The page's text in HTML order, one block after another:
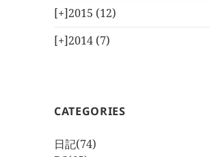
[+]2015 (12)
[+]2014 (7)
CATEGORIES
日記(74)